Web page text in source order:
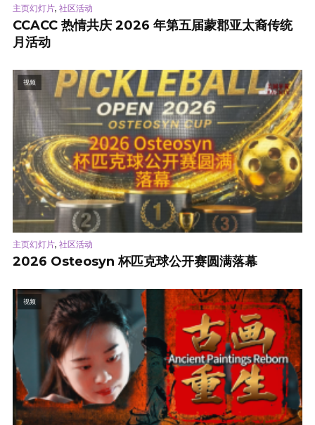
主页幻灯片, 社区活动
CCACC 热情共庆 2026 年第五届蒙郡亚太裔传统
月活动
视频
主页幻灯片, 社区活动
2026 Osteosyn 杯匹克球公开赛圆满落幕
视频